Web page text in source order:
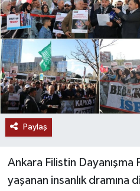
Paylaş
Ankara Filistin
yaşanan insanlık dramına